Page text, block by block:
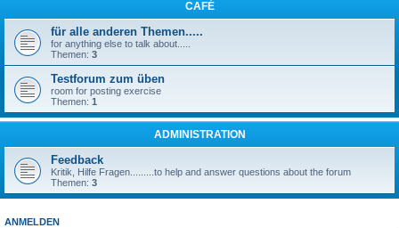
CAFÉ
für alle anderen Themen.....
for anything else to talk about.....
Themen: 3
Testforum zum üben
room for posting exercise
Themen: 1
ADMINISTRATION
Feedback
Kritik, Hilfe Fragen.........to help and answer questions about the forum
Themen: 3
ANMELDEN